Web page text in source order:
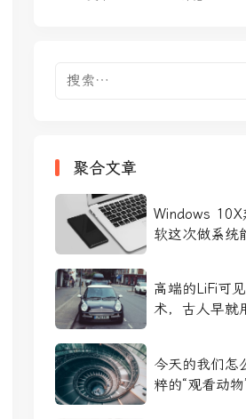
聚合文章
Windows 10X
软这次做系统
高端的LiFi可
术，古人早就
今天的我们怎
粹的“观看动物